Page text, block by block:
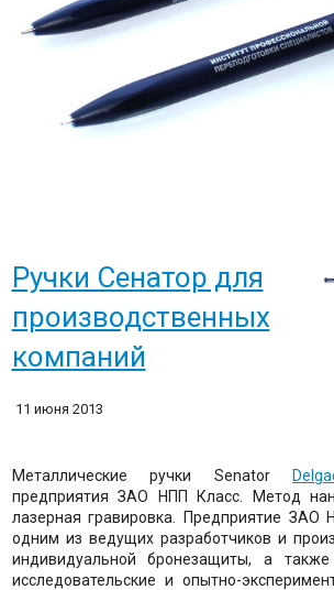
Ручки Сенатор для
производственных
компаний
11 июня 2013
Металлические ручки Senator
предприятия ЗАО НПП Класс. Метод
лазерная гравировка. Предприятие ЗАО
одним из ведущих разработчиков и
индивидуальной бронезащиты, а
исследовательские и опытно-